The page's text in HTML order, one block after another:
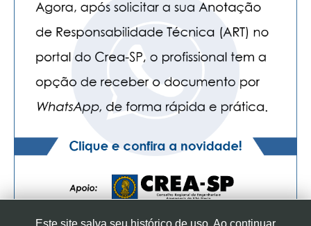
Este site salva seu histórico de uso. Ao continuar